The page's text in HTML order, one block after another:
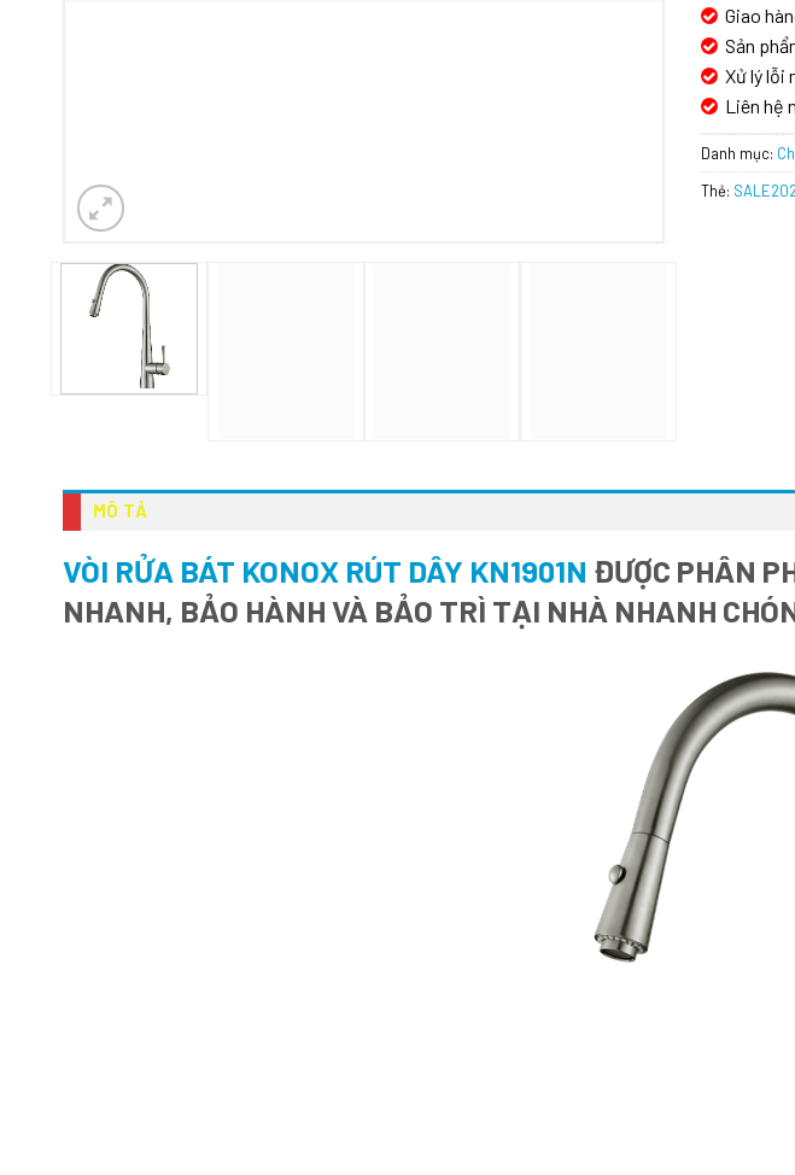
Giao
Sản
Xử lý lỗi
Liên hệ
Danh mục:
Thẻ:
MÔ TẢ
VÒI RỬA BÁT KONOX RÚT DÂY KN1901N ĐƯỢC PHÂN
NHANH, BẢO HÀNH VÀ BẢO TRÌ TẠI NHÀ NHANH